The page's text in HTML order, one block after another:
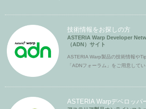
技術情報をお探しの方
ASTERIA Warp Developer
（ADN）サイト
ASTERIA Warp製品の技術情報や
「ADNフォーラム」をご用意してい
ASTERIA Warpデベロッパ